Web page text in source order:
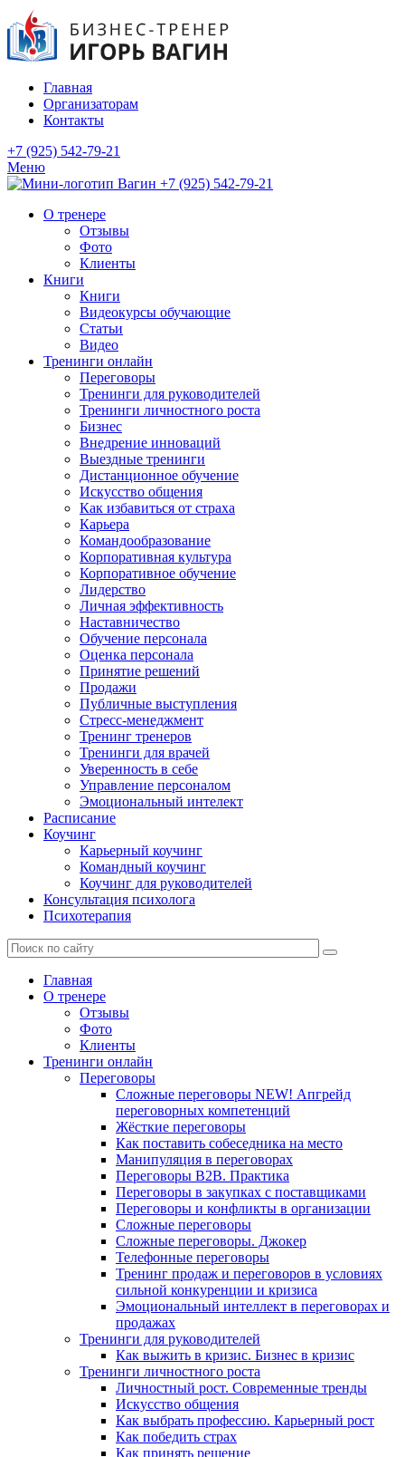
Главная
Организаторам
Контакты
+7 (925) 542-79-21
Меню
+7 (925) 542-79-21
О тренере
Отзывы
Фото
Клиенты
Книги
Книги
Видеокурсы обучающие
Статьи
Видео
Тренинги онлайн
Переговоры
Тренинги для руководителей
Тренинги личностного роста
Бизнес
Внедрение инноваций
Выездные тренинги
Дистанционное обучение
Искусство общения
Как избавиться от страха
Карьера
Командообразование
Корпоративная культура
Корпоративное обучение
Лидерство
Личная эффективность
Наставничество
Обучение персонала
Оценка персонала
Принятие решений
Продажи
Публичные выступления
Стресс-менеджмент
Тренинг тренеров
Тренинги для врачей
Уверенность в себе
Управление персоналом
Эмоциональный интелект
Расписание
Коучинг
Карьерный коучинг
Командный коучинг
Коучинг для руководителей
Консультация психолога
Психотерапия
Главная
О тренере
Отзывы
Фото
Клиенты
Тренинги онлайн
Переговоры
Сложные переговоры NEW! Апгрейд
переговорных компетенций
Жёсткие переговоры
Как поставить собеседника на место
Манипуляция в переговорах
Переговоры B2B. Практика
Переговоры в закупках с поставщиками
Переговоры и конфликты в организации
Сложные переговоры
Сложные переговоры. Джокер
Телефонные переговоры
Тренинг продаж и переговоров в условиях
сильной конкуренции и кризиса
Эмоциональный интеллект в переговорах и
продажах
Тренинги для руководителей
Как выжить в кризис. Бизнес в кризис
Тренинги личностного роста
Личностный рост. Современные тренды
Искусство общения
Как выбрать профессию. Карьерный рост
Как победить страх
Как принять решение